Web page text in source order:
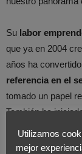
Su labor
que ya en 2004
años ha
referencia en el
tomado un papel
También ha
creado un grupo
Utilizamos
mejor